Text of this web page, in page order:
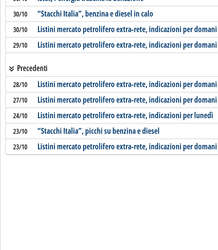
30/10 “Stacchi Italia”, benzina e diesel in calo
30/10 Listini mercato petrolifero extra-rete, indicazioni per domani
29/10 Listini mercato petrolifero extra-rete, indicazioni per domani
Precedenti
28/10 Listini mercato petrolifero extra-rete, indicazioni per domani
27/10 Listini mercato petrolifero extra-rete, indicazioni per domani
24/10 Listini mercato petrolifero extra-rete, indicazioni per lunedì
23/10 “Stacchi Italia”, picchi su benzina e diesel
23/10 Listini mercato petrolifero extra-rete, indicazioni per domani